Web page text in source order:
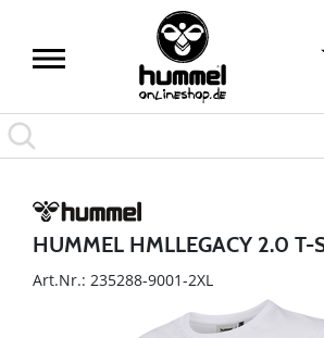
HUMMEL HMLLEGACY 2.0 T-
Art.Nr.: 235288-9001-2XL